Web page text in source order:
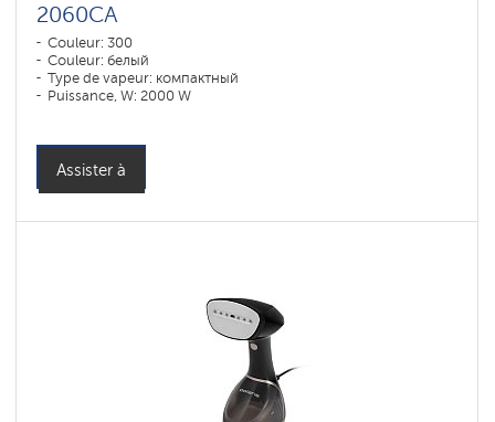
2060CA
Couleur: 300
Couleur: белый
Type de vapeur: компактный
Puissance, W: 2000 W
Assister à